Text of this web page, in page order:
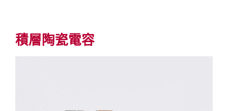
積層陶瓷電容